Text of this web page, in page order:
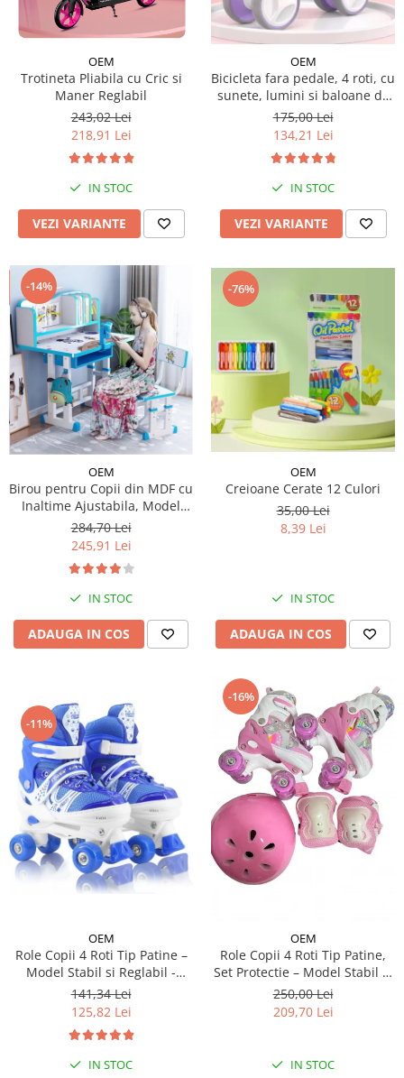
Micul explorator
Pictura, modelaj si accesorii
Tarcuri si corturi
Tarc joaca copii
Tarc joaca bebe
Tarc joaca cu bile
Corturi copii
OEM
Trotineta Pliabila cu Cric si
Maner Reglabil
243,02 Lei
218,91 Lei
IN STOC
VEZI VARIANTE
OEM
Bicicleta fara pedale, 4 roti, cu
sunete, lumini si baloane de
sapun
175,00 Lei
134,21 Lei
IN STOC
VEZI VARIANTE
-14%
OEM
Birou pentru Copii din MDF cu
Inaltime Ajustabila, Model
Astronaut
284,70 Lei
245,91 Lei
IN STOC
ADAUGA IN COS
-76%
OEM
Creioane Cerate 12 Culori
35,00 Lei
8,39 Lei
IN STOC
ADAUGA IN COS
-11%
OEM
Role Copii 4 Roti Tip Patine –
Model Stabil si Reglabil -
Albastru
141,34 Lei
125,82 Lei
IN STOC
-16%
OEM
Role Copii 4 Roti Tip Patine,
Set Protectie – Model Stabil si
Reglabil - Roz
250,00 Lei
209,70 Lei
IN STOC